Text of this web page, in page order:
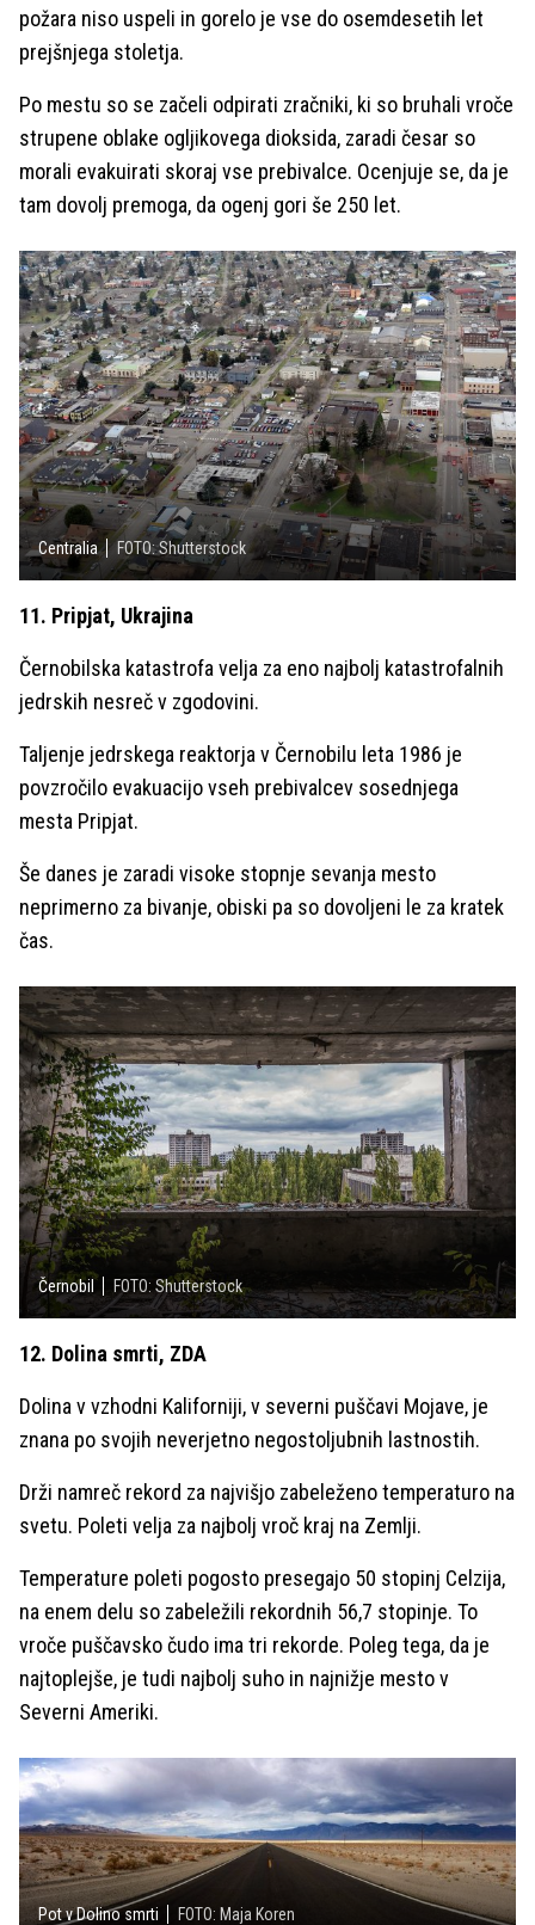
požara niso uspeli in gorelo je vse do osemdesetih let
prejšnjega stoletja.
Po mestu so se začeli odpirati zračniki, ki so bruhali vroče
strupene oblake ogljikovega dioksida, zaradi česar so
morali evakuirati skoraj vse prebivalce. Ocenjuje se, da je
tam dovolj premoga, da ogenj gori še 250 let.
Centralia FOTO: Shutterstock
11. Pripjat, Ukrajina
Černobilska katastrofa velja za eno najbolj katastrofalnih
jedrskih nesreč v zgodovini.
Taljenje jedrskega reaktorja v Černobilu leta 1986 je
povzročilo evakuacijo vseh prebivalcev sosednjega
mesta Pripjat.
Še danes je zaradi visoke stopnje sevanja mesto
neprimerno za bivanje, obiski pa so dovoljeni le za kratek
čas.
Černobil FOTO: Shutterstock
12. Dolina smrti, ZDA
Dolina v vzhodni Kaliforniji, v severni puščavi Mojave, je
znana po svojih neverjetno negostoljubnih lastnostih.
Drži namreč rekord za najvišjo zabeleženo temperaturo na
svetu. Poleti velja za najbolj vroč kraj na Zemlji.
Temperature poleti pogosto presegajo 50 stopinj Celzija,
na enem delu so zabeležili rekordnih 56,7 stopinje. To
vroče puščavsko čudo ima tri rekorde. Poleg tega, da je
najtoplejše, je tudi najbolj suho in najnižje mesto v
Severni Ameriki.
Pot v Dolino smrti FOTO: Maja Koren